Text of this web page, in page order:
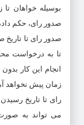
بوسیله خواهان
صدور رای، حکم
صدور رای تا تاریخ
تا به درخواست
انجام این کار
زمان پیش نخواهد
رای تا تاریخ
می تواند به